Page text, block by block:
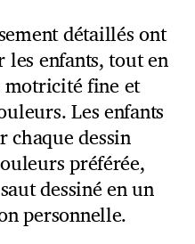
détaillés ont
enfants, tout en
fine et
Les enfants
chaque dessin
préférée,
dessiné en un
personnelle.